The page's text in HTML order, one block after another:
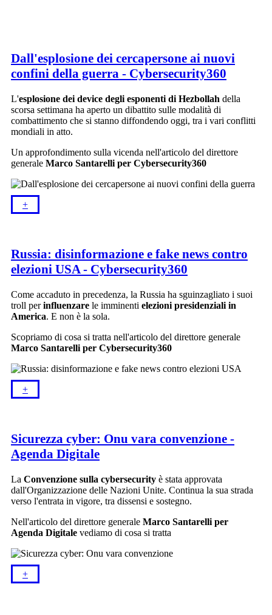
Dall'esplosione dei cercapersone ai nuovi
confini della guerra - Cybersecurity360
L'esplosione dei device degli esponenti di Hezbollah della
scorsa settimana ha aperto un dibattito sulle modalità di
combattimento che si stanno diffondendo oggi, tra i vari conflitti
mondiali in atto.
Un approfondimento sulla vicenda nell'articolo del direttore
generale Marco Santarelli per Cybersecurity360
+​
Russia: disinformazione e fake news contro
elezioni USA - Cybersecurity360
Come accaduto in precedenza, la Russia ha sguinzagliato i suoi
troll perinfluenzare le imminenti elezioni presidenziali in
America. E non è la sola.
Scopriamo di cosa si tratta nell'articolo del direttore generale
Marco Santarelli per Cybersecurity360
+​
Sicurezza cyber: Onu vara convenzione -
Agenda Digitale
La Convenzione sulla cybersecurity è stata approvata
dall'Organizzazione delle Nazioni Unite. Continua la sua strada
verso l'entrata in vigore, tra dissensi e sostegno.
Nell'articolo del direttore generale Marco Santarelli per
Agenda Digitale vediamo di cosa si tratta
+​